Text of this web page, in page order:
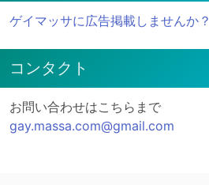
ゲイマッサに広告掲載しませんか？
コンタクト
お問い合わせはこちらまで
gay.massa.com@gmail.com